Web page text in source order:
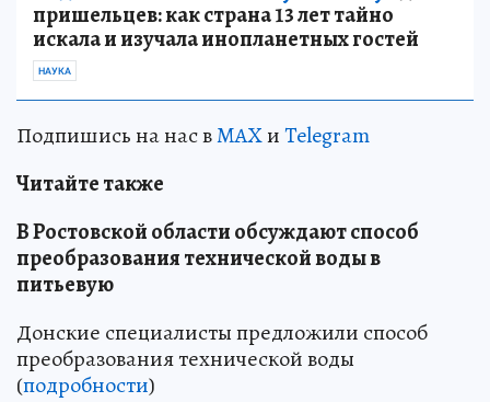
пришельцев: как страна 13 лет тайно
искала и изучала инопланетных гостей
НАУКА
Подпишись на нас вMAXиTelegram
Читайте также
В Ростовской области обсуждают способ
преобразования технической воды в
питьевую
Донские специалисты предложили способ
преобразования технической воды
(подробности)